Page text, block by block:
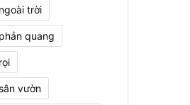
trời
quang
vườn